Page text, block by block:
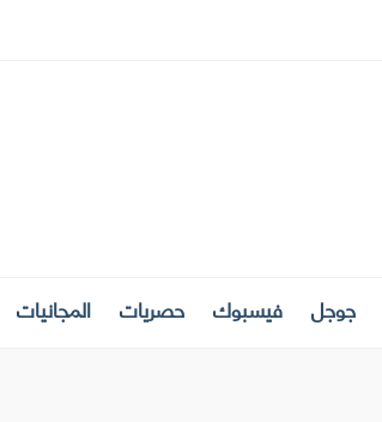
جوجل فيسبوك حصريات المجانيات